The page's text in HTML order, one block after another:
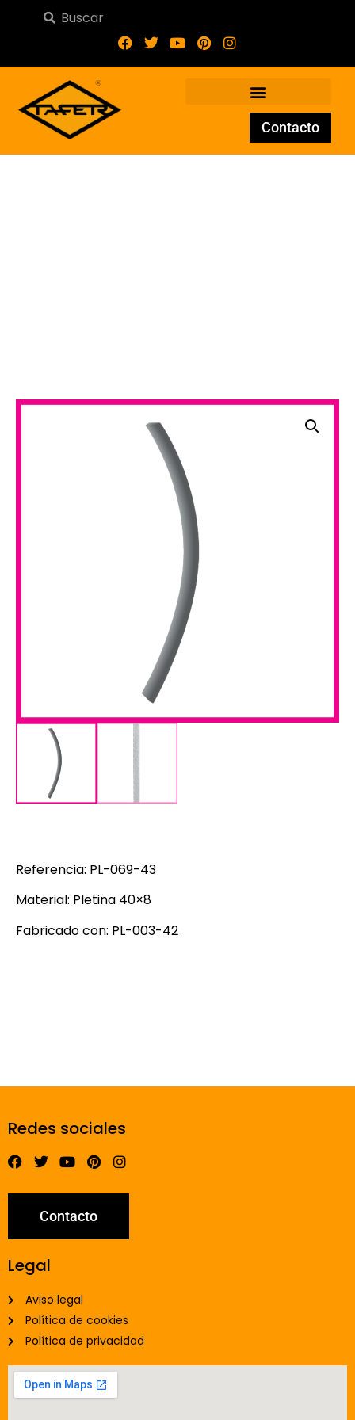
Contacto
Referencia: PL-069-43
Material: Pletina 40×8
Fabricado con: PL-003-42
Redes sociales
Contacto
Legal
Aviso legal
Política de cookies
Política de privacidad